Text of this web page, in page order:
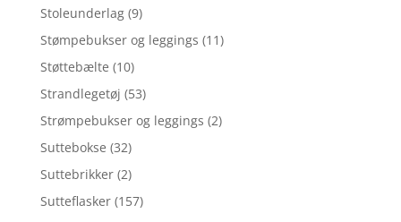
Stoleunderlag (9)
Stømpebukser og leggings (11)
Støttebælte (10)
Strandlegetøj (53)
Strømpebukser og leggings (2)
Suttebokse (32)
Suttebrikker (2)
Sutteflasker (157)